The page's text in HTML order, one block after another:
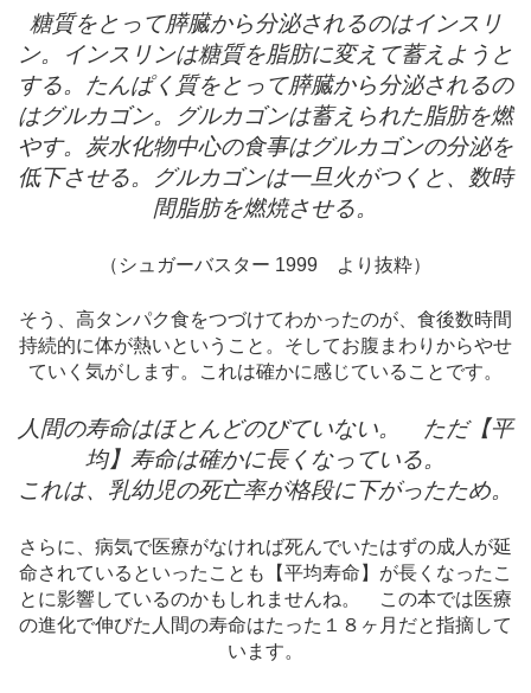
糖質をとって膵臓から分泌されるのはインスリ
ン。インスリンは糖質を脂肪に変えて蓄えようと
する。たんぱく質をとって膵臓から分泌されるの
はグルカゴン。グルカゴンは蓄えられた脂肪を燃
やす。炭水化物中心の食事はグルカゴンの分泌を
低下させる。グルカゴンは一旦火がつくと、数時
間脂肪を燃焼させる。
（シュガーバスター 1999 より抜粋）
そう、高タンパク食をつづけてわかったのが、食後数時間
持続的に体が熱いということ。そしてお腹まわりからやせ
ていく気がします。これは確かに感じていることです。
人間の寿命はほとんどのびていない。 ただ【平
均】寿命は確かに長くなっている。
これは、乳幼児の死亡率が格段に下がったため。
さらに、病気で医療がなければ死んでいたはずの成人が延
命されているといったことも【平均寿命】が長くなったこ
とに影響しているのかもしれませんね。 この本では医療
の進化で伸びた人間の寿命はたった１８ヶ月だと指摘して
います。